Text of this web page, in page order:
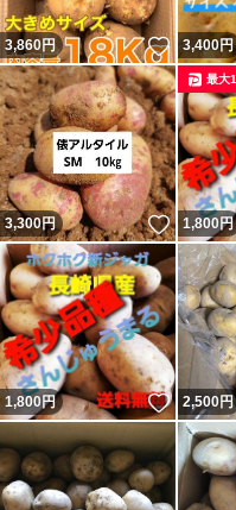
3,860円 いいね
3,400円
3,300円 いいね
1,800 円
最大
1,800 円 いいね
2,500円